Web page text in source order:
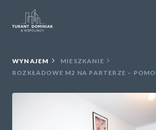
WYNAJEM
OBIEKTY
WYNAJEM
MIESZKANIE
ROZKŁADOWE M2 NA PARTERZE –